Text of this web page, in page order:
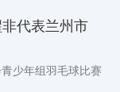
代表兰州市
少年组羽毛球比赛